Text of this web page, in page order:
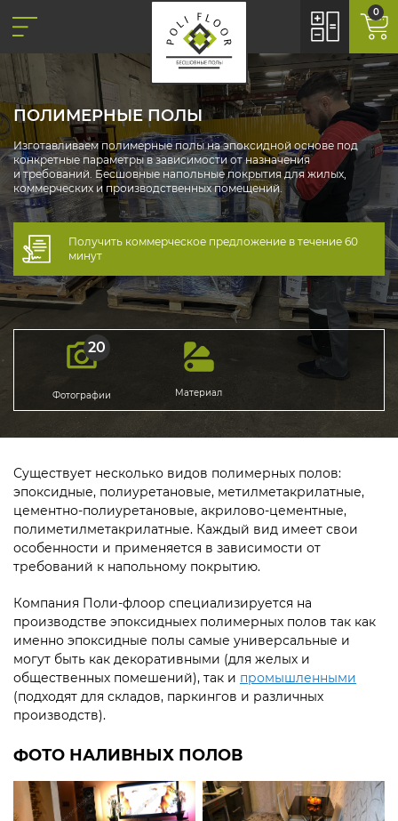
0
ПОЛИМЕРНЫЕ ПОЛЫ
Изготавливаем полимерные полы на эпоксидной основе под
конкретные параметры в зависимости от назначения
и требований. Бесшовные напольные покрытия для жилых,
коммерческих и производственных помещений.
Получить коммерческое предложение в течение 60
минут
20
Фотографии Материал
Существует несколько видов полимерных полов:
эпоксидные, полиуретановые, метилметакрилатные,
цементно-полиуретановые, акрилово-цементные,
полиметилметакрилатные. Каждый вид имеет свои
особенности и применяется в зависимости от
требований к напольному покрытию.
Компания Поли-флоор специализируется на
производстве эпоксидныех полимерных полов так как
именно эпоксидные полы самые универсальные и
могут быть как декоративными (для желых и
общественных помешений), так и промышленными
(подходят для складов, паркингов и различных
производств).
ФОТО НАЛИВНЫХ ПОЛОВ